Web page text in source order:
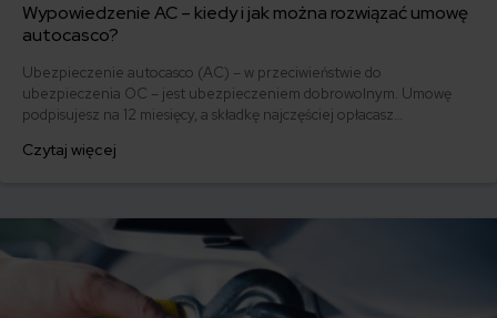
Wypowiedzenie AC – kiedy i jak można rozwiązać umowę
autocasco?
Ubezpieczenie autocasco (AC) – w przeciwieństwie do
ubezpieczenia OC – jest ubezpieczeniem dobrowolnym. Umowę
podpisujesz na 12 miesięcy, a składkę najczęściej opłacasz
ofertę lub zdecydowałeś się sprzedać samochód w trakcie trwania
Czytaj więcej